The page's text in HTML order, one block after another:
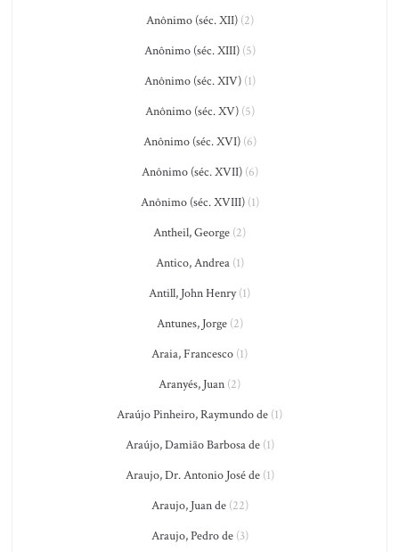
Anônimo (séc. XII)(2)
Anônimo (séc. XIII)(5)
Anônimo (séc. XIV)(1)
Anônimo (séc. XV)(5)
Anônimo (séc. XVI)(6)
Anônimo (séc. XVII)(6)
Anônimo (séc. XVIII)(1)
Antheil, George (2)
Antico, Andrea(1)
Antill, John Henry(1)
Antunes, Jorge(2)
Araia, Francesco (1)
Aranyés, Juan (2)
Araújo Pinheiro, Raymundo de (1)
Araújo, Damião Barbosa de(1)
Araujo, Dr. Antonio José de(1)
Araujo, Juan de(22)
Araujo, Pedro de(3)